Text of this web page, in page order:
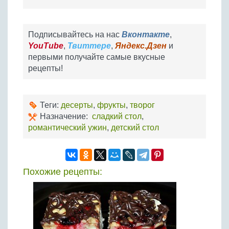
Подписывайтесь на нас Вконтакте,
YouTube, Твиттере, Яндекс.Дзен и
первыми получайте самые вкусные
рецепты!
Теги: десерты, фрукты, творог
Назначение: сладкий стол,
романтический ужин, детский стол
Похожие рецепты: